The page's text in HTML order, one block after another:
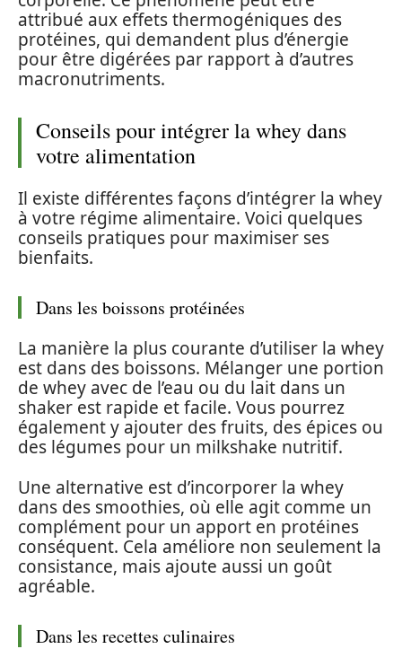
attribué aux effets thermogéniques des
protéines, qui demandent plus d’énergie
pour être digérées par rapport à d’autres
macronutriments.
Conseils pour intégrer la whey dans
votre alimentation
Il existe différentes façons d’intégrer la whey
à votre régime alimentaire. Voici quelques
conseils pratiques pour maximiser ses
bienfaits.
Dans les boissons protéinées
La manière la plus courante d’utiliser la whey
est dans des boissons. Mélanger une portion
de whey avec de l’eau ou du lait dans un
shaker est rapide et facile. Vous pourrez
également y ajouter des fruits, des épices ou
des légumes pour un milkshake nutritif.
Une alternative est d’incorporer la whey
dans des smoothies, où elle agit comme un
complément pour un apport en protéines
conséquent. Cela améliore non seulement la
consistance, mais ajoute aussi un goût
agréable.
Dans les recettes culinaires